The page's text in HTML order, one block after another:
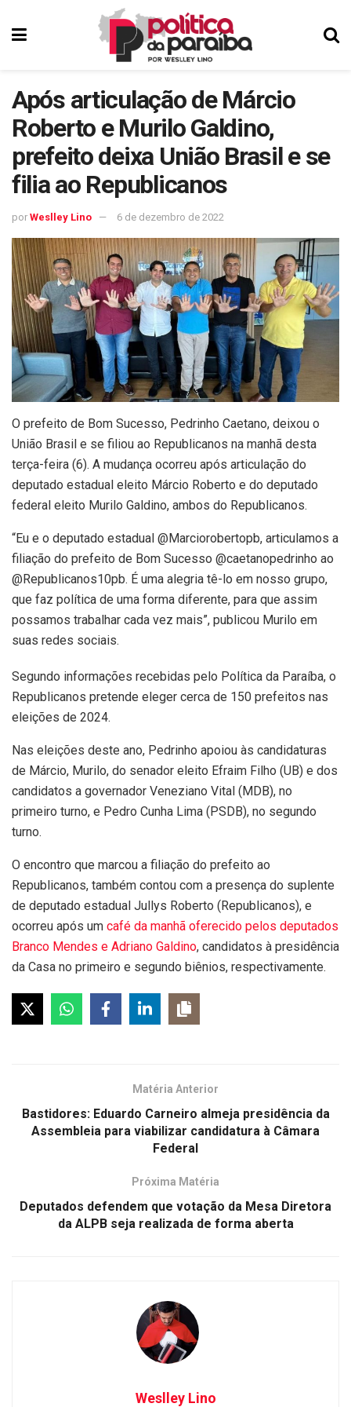
Após articulação de Márcio
Roberto e Murilo Galdino,
prefeito deixa União Brasil e se
filia ao Republicanos
por Weslley Lino 6 de dezembro de 2022
O prefeito de Bom Sucesso, Pedrinho Caetano, deixou o
União Brasil e se filiou ao Republicanos na manhã desta
terça-feira (6). A mudança ocorreu após articulação do
deputado estadual eleito Márcio Roberto e do deputado
federal eleito Murilo Galdino, ambos do Republicanos.
“Eu e o deputado estadual @Marciorobertopb, articulamos a
filiação do prefeito de Bom Sucesso @caetanopedrinho ao
@Republicanos10pb. É uma alegria tê-lo em nosso grupo,
que faz política de uma forma diferente, para que assim
possamos trabalhar cada vez mais”, publicou Murilo em
suas redes sociais.
Segundo informações recebidas pelo Política da Paraíba, o
Republicanos pretende eleger cerca de 150 prefeitos nas
eleições de 2024.
Nas eleições deste ano, Pedrinho apoiou às candidaturas
de Márcio, Murilo, do senador eleito Efraim Filho (UB) e dos
candidatos a governador Veneziano Vital (MDB), no
primeiro turno, e Pedro Cunha Lima (PSDB), no segundo
turno.
O encontro que marcou a filiação do prefeito ao
Republicanos, também contou com a presença do suplente
de deputado estadual Jullys Roberto (Republicanos), e
ocorreu após um café da manhã oferecido pelos deputados
Branco Mendes e Adriano Galdino, candidatos à presidência
da Casa no primeiro e segundo biênios, respectivamente.
Matéria Anterior
Bastidores: Eduardo Carneiro almeja presidência da
Assembleia para viabilizar candidatura à Câmara
Federal
Próxima Matéria
Deputados defendem que votação da Mesa Diretora
da ALPB seja realizada de forma aberta
Weslley Lino